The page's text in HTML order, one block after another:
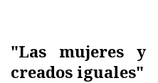
"Las mujeres y
creados iguales"